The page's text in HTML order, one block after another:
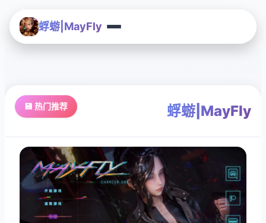
蜉蝣|MayFly
💾 热门推荐 蜉蝣|MayFly